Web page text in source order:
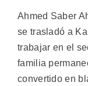
Ahmed Saber
se trasladó a
trabajar en el
familia
convertido en